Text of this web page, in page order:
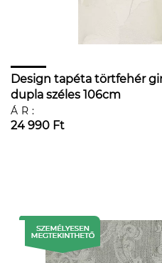
Design tapéta törtfehér
dupla széles 106cm
ÁR:
24 990 Ft